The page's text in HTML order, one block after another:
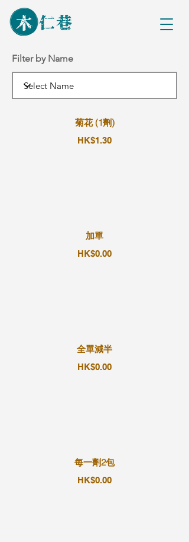
Filter by Name
菊花 (1劑)
HK$1.30
加單
HK$0.00
全單減半
HK$0.00
每一劑2包
HK$0.00